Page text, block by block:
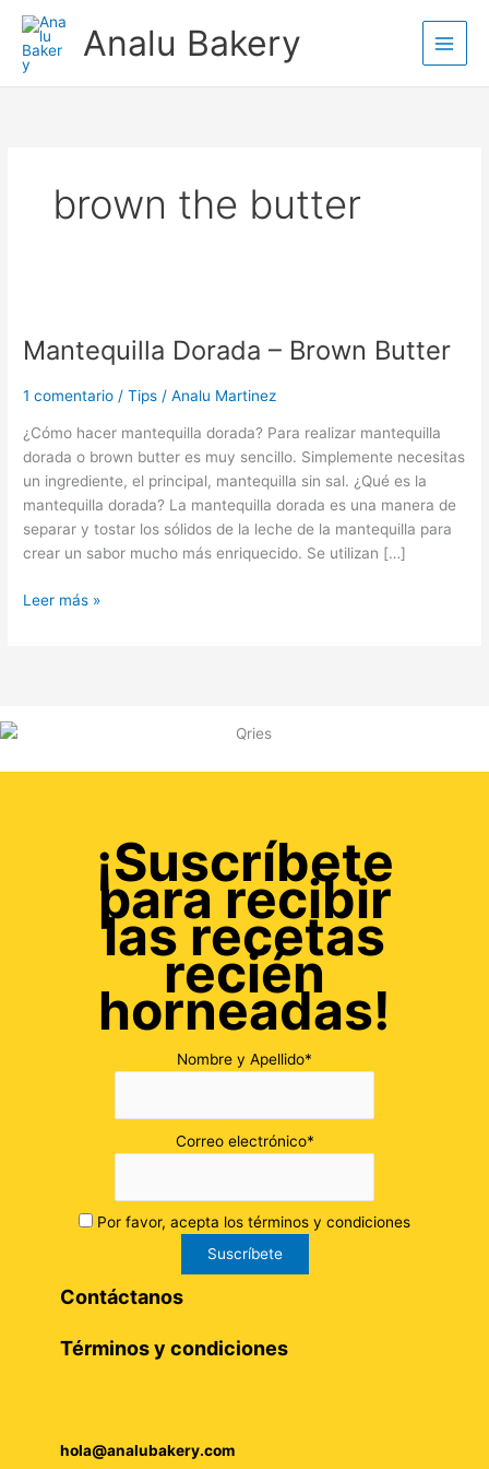
contenido
Analu Bakery
brown the butter
Mantequilla Dorada – Brown Butter
1 comentario /Tips /Analu Martinez
¿Cómo hacer mantequilla dorada? Para realizar mantequilla
dorada o brown butter es muy sencillo. Simplemente necesitas
un ingrediente, el principal, mantequilla sin sal. ¿Qué es la
mantequilla dorada? La mantequilla dorada es una manera de
separar y tostar los sólidos de la leche de la mantequilla para
crear un sabor mucho más enriquecido. Se utilizan […]
–
Butter
Leer más »
¡Suscríbete
para recibir
las recetas
recién
horneadas!
Nombre y Apellido*
Correo electrónico*
Por favor, acepta los términos y condiciones
Contáctanos
Términos y condiciones
hola@analubakery.com